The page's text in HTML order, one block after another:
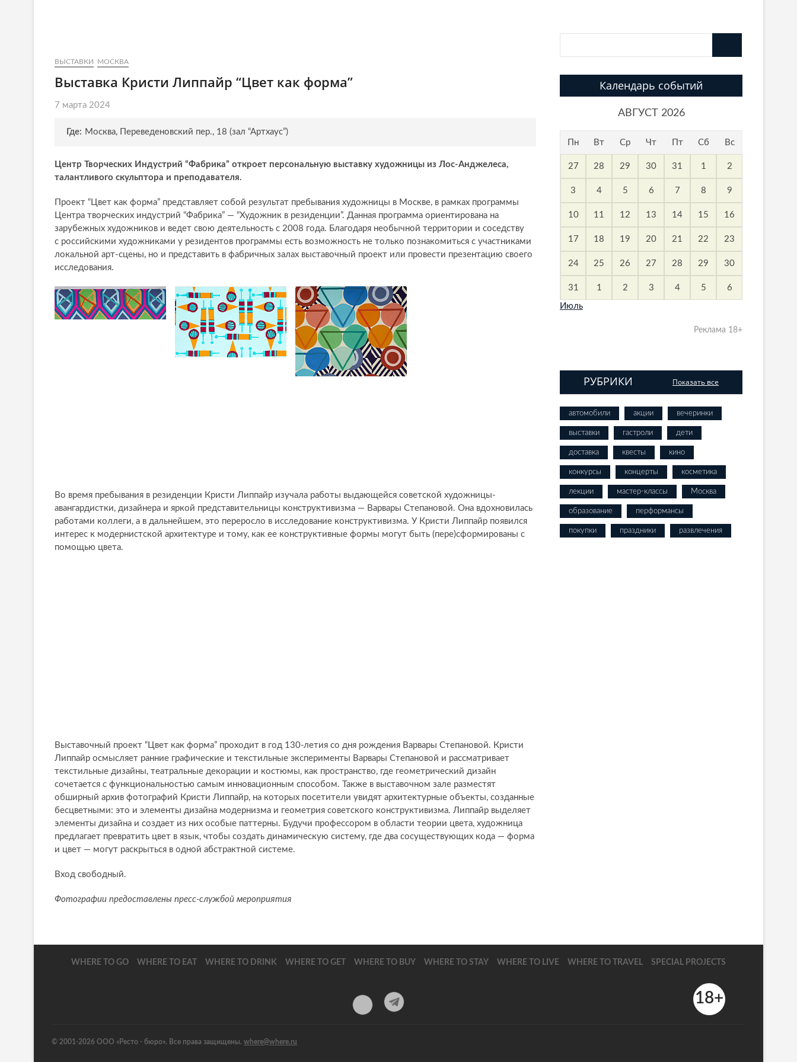
ВЫСТАВКИ МОСКВА
Выставка Кристи Липпайр “Цвет как форма”
7 марта 2024
Где: Москва, Переведеновский пер., 18 (зал “Артхаус”)
Центр Творческих Индустрий “Фабрика” откроет персональную выставку художницы из Лос-Анджелеса,
талантливого скульптора и преподавателя.
Проект “Цвет как форма” представляет собой результат пребывания художницы в Москве, в рамках программы
Центра творческих индустрий “Фабрика” — “Художник в резиденции”. Данная программа ориентирована на
зарубежных художников и ведет свою деятельность с 2008 года. Благодаря необычной территории и соседству
с российскими художниками у резидентов программы есть возможность не только познакомиться с участниками
локальной арт-сцены, но и представить в фабричных залах выставочный проект или провести презентацию своего
исследования.
Во время пребывания в резиденции Кристи Липпайр изучала работы выдающейся советской художницы-
авангардистки, дизайнера и яркой представительницы конструктивизма — Варвары Степановой. Она вдохновилась
работами коллеги, а в дальнейшем, это переросло в исследование конструктивизма. У Кристи Липпайр появился
интерес к модернистской архитектуре и тому, как ее конструктивные формы могут быть (пере)сформированы с
помощью цвета.
Выставочный проект “Цвет как форма” проходит в год 130-летия со дня рождения Варвары Степановой. Кристи
Липпайр осмысляет ранние графические и текстильные эксперименты Варвары Степановой и рассматривает
текстильные дизайны, театральные декорации и костюмы, как пространство, где геометрический дизайн
сочетается с функциональностью самым инновационным способом. Также в выставочном зале разместят
обширный архив фотографий Кристи Липпайр, на которых посетители увидят архитектурные объекты, созданные
бесцветными: это и элементы дизайна модернизма и геометрия советского конструктивизма. Липпайр выделяет
элементы дизайна и создает из них особые паттерны. Будучи профессором в области теории цвета, художница
предлагает превратить цвет в язык, чтобы создать динамическую систему, где два сосуществующих кода — форма
и цвет — могут раскрыться в одной абстрактной системе.
Вход свободный.
Фотографии предоставлены пресс-службой мероприятия
Календарь событий
АВГУСТ 2026
Пн Вт Ср Чт Пт Сб Вс
27 28 29 30 31 1 2
3 4 5 6 7 8 9
10 11 12 13 14 15 16
17 18 19 20 21 22 23
24 25 26 27 28 29 30
31 1 2 3 4 5 6
Июль
Реклама 18+
РУБРИКИ Показать все
автомобили акции вечеринки
выставки гастроли дети
доставка квесты кино
конкурсы концерты косметика
лекции мастер-классы Москва
образование перформансы
покупки праздники развлечения
WHERE TO GO WHERE TO EAT WHERE TO DRINK WHERE TO GET WHERE TO BUY WHERE TO STAY WHERE TO LIVE WHERE TO TRAVEL SPECIAL PROJECTS
T
18+
© 2001-2026 ООО «Ресто - бюро». Все права защищены. where@where.ru